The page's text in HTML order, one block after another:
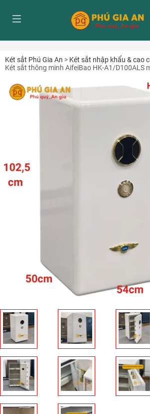
Két sắt Phú Gia An > Két sắt nhập khẩu & cao
Két sắt thông minh AifeiBao HK-A1/D100ALS